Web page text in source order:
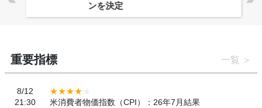
ンを決定
重要指標 一覧
8/12
21:30
米消費者物価指数（CPI）：26年7月結果